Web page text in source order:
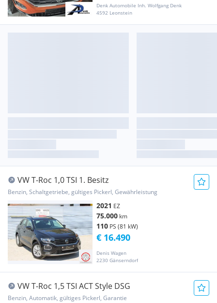
Denk Automobile Inh. Wolfgang Denk
4592 Leonstein
VW T-Roc 1,0 TSI 1. Besitz
Benzin, Schaltgetriebe, gültiges Pickerl, Gewährleistung
2021 EZ
75.000 km
110 PS (81 kW)
Denis Wagen
2230 Gänserndorf
€ 16.490
VW T-Roc 1,5 TSI ACT Style DSG
Benzin, Automatik, gültiges Pickerl, Garantie